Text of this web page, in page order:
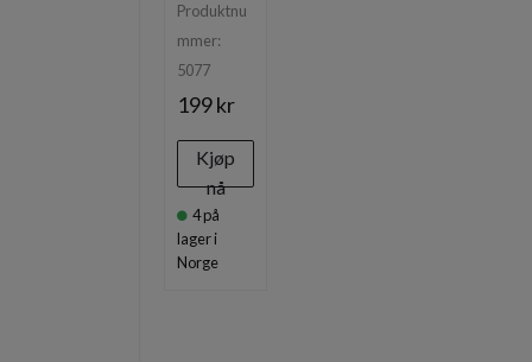
Produktnu
mmer:
5077
199 kr
Kjøp
nå
4på
lager i
Norge